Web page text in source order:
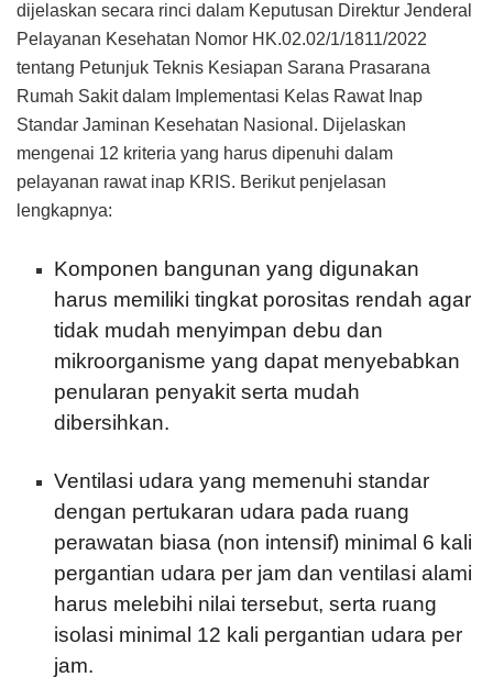
dijelaskan secara rinci dalam Keputusan Direktur Jenderal
Pelayanan Kesehatan Nomor HK.02.02/1/1811/2022
tentang Petunjuk Teknis Kesiapan Sarana Prasarana
Rumah Sakit dalam Implementasi Kelas Rawat Inap
Standar Jaminan Kesehatan Nasional. Dijelaskan
mengenai 12 kriteria yang harus dipenuhi dalam
pelayanan rawat inap KRIS. Berikut penjelasan
lengkapnya:
Komponen bangunan yang digunakan
harus memiliki tingkat porositas rendah agar
tidak mudah menyimpan debu dan
mikroorganisme yang dapat menyebabkan
penularan penyakit serta mudah
dibersihkan.
Ventilasi udara yang memenuhi standar
dengan pertukaran udara pada ruang
perawatan biasa (non intensif) minimal 6 kali
pergantian udara per jam dan ventilasi alami
harus melebihi nilai tersebut, serta ruang
isolasi minimal 12 kali pergantian udara per
jam.